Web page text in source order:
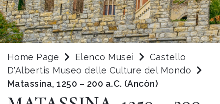
Home Page Elenco Musei
Castello
D'Albertis Museo delle Culture del Mondo
Matassina, 1250 – 200 a.C. (Ancòn)